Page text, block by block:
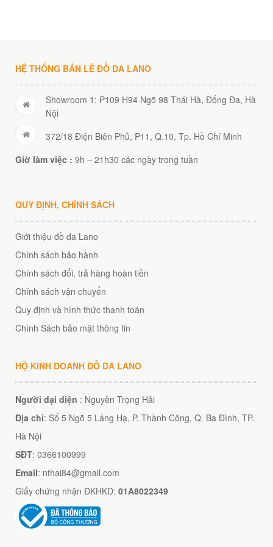
HỆ THỐNG BÁN LẺ ĐỒ DA LANO
Showroom 1: P109 H94 Ngõ 98 Thái Hà, Đống Đa, Hà
Nội
372/18 Điện Biên Phủ, P11, Q.10, Tp. Hồ Chí Minh
Giờ làm việc : 9h – 21h30 các ngày trong tuần
QUY ĐỊNH, CHÍNH SÁCH
Giới thiệu đồ da Lano
Chính sách bảo hành
Chính sách đổi, trả hàng hoàn tiền
Chính sách vận chuyển
Quy định và hình thức thanh toán
Chính Sách bảo mật thông tin
HỘ KINH DOANH ĐỒ DA LANO
Người đại diện : Nguyễn Trọng Hải
Địa chỉ: Số 5 Ngõ 5 Láng Hạ, P. Thành Công, Q. Ba Đình, TP.
Hà Nội
SĐT: 0366100999
Email: nthai84@gmail.com
Giấy chứng nhận ĐKHKD: 01A8022349